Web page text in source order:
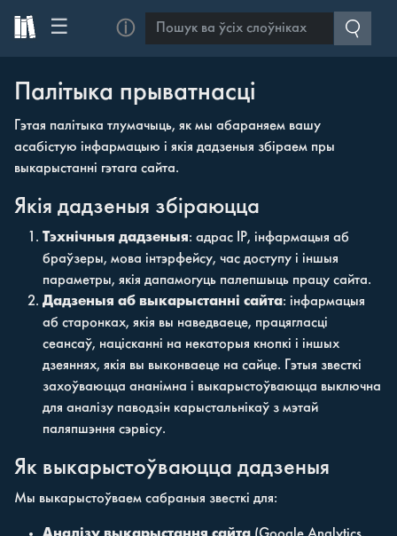
☰ ⓘ
Палітыка прыватнасці
Гэтая палітыка тлумачыць, як мы абараняем вашу
асабістую інфармацыю і якія дадзеныя збіраем пры
выкарыстанні гэтага сайта.
Якія дадзеныя збіраюцца
Тэхнічныя дадзеныя: адрас IP, інфармацыя аб
браўзеры, мова інтэрфейсу, час доступу і іншыя
параметры, якія дапамогуць палепшыць працу сайта.
Дадзеныя аб выкарыстанні сайта: інфармацыя
аб старонках, якія вы наведваеце, працягласці
сеансаў, націсканні на некаторыя кнопкі і іншых
дзеяннях, якія вы выконваеце на сайце. Гэтыя звесткі
захоўваюцца ананімна і выкарыстоўваюцца выключна
для аналізу паводзін карыстальнікаў з мэтай
паляпшэння сэрвісу.
Як выкарыстоўваюцца дадзеныя
Мы выкарыстоўваем сабраныя звесткі для: